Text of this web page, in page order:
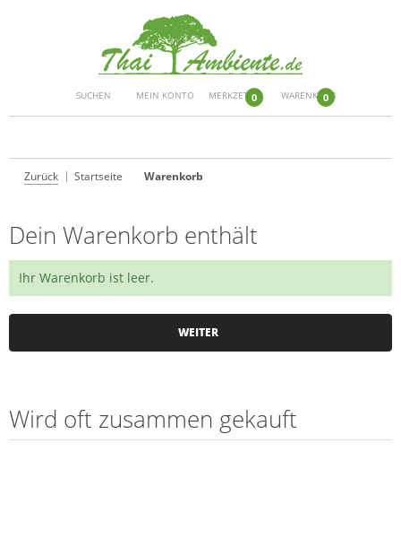
SUCHEN MEIN KONTO 0
MERKZETTEL 0
WARENKORB
Zurück Startseite Warenkorb
Dein Warenkorb enthält
Ihr Warenkorb ist leer.
WEITER
Wird oft zusammen gekauft